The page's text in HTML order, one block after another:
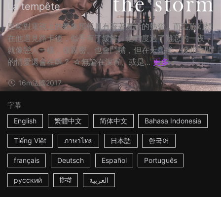
La tempête
里歐對電視上的氣象預報員有著著魔般的熱愛，而這股幻想
在他遇見路卡後，似乎有了緩解。他們度過了難忘的一夜，
就像戀人一樣，很親密、也會鬥嘴，但在天亮後，彼此之間
的情愛還會在嗎？ ☆無論在深宵、或是... 更多
16m法國2017
字幕
English
繁體中文 简体中文 Bahasa Indonesia
Tiếng Việt ภาษาไทย 日本語 한국어
français Deutsch Español Português
русский हिन्दी العربية